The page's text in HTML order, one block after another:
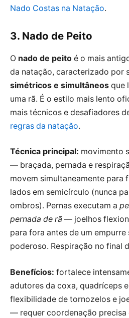
Nado Costas na Natação.
3. Nado de Peito
O nado de peito é o mais
da natação, caracterizado por
simétricos e simultâneos que
uma rã. É o estilo mais lento
mais técnicos e desafiadores
regras da natação.
Técnica principal: movimento
— braçada, pernada e
movem simultaneamente para
lados em semicírculo (nunca
ombros). Pernas executam a
pernada de rã — joelhos
para fora antes de um empurre
poderoso. Respiração no final
Benefícios: fortalece
adutores da coxa, quadríceps
flexibilidade de tornozelos e
— requer coordenação